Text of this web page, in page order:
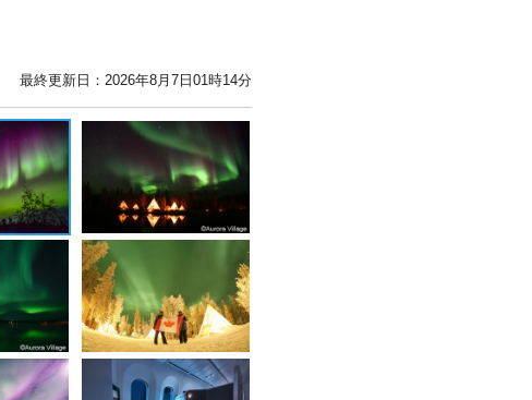
最終更新日：2026年8月7日01時14分